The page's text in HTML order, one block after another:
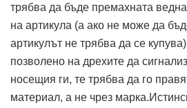
трябва да бъде премахната
на артикула (а ако не може да
артикулът не трябва да се
позволено на дрехите да
носещия ги, те трябва да го
материал, а не чрез